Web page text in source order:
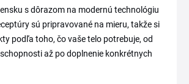
s dôrazom na modernú technológiu
sú pripravované na mieru, takže si
podľa toho, čo vaše telo potrebuje, od
až po doplnenie konkrétnych